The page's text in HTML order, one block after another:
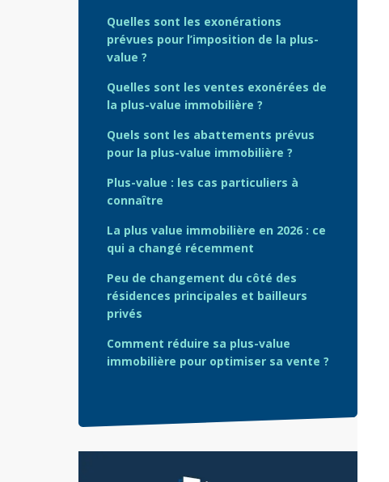
Quelles sont les exonérations
prévues pour l’imposition de la plus-
value ?
Quelles sont les ventes exonérées de
la plus-value immobilière ?
Quels sont les abattements prévus
pour la plus-value immobilière ?
Plus-value : les cas particuliers à
connaître
La plus value immobilière en 2026 : ce
qui a changé récemment
Peu de changement du côté des
résidences principales et bailleurs
privés
Comment réduire sa plus-value
immobilière pour optimiser sa vente ?